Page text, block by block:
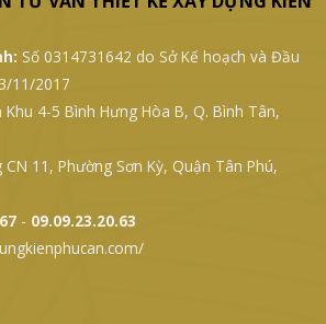
TƯ VẤN THIẾT KẾ XÂY DỰNG KIẾN
Số 0314731642 do Sở Kế hoạch và Đầu
11/2017
4-5 Bình Hưng Hòa B, Q. Bình Tân,
11, Phường Sơn Kỳ, Quận Tân Phú,
09.09.23.20.63